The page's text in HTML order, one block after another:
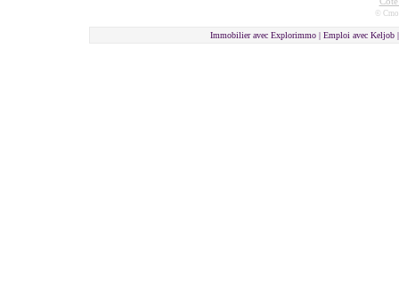
©
Immobilier avec Explorimmo | Emploi avec Keljob